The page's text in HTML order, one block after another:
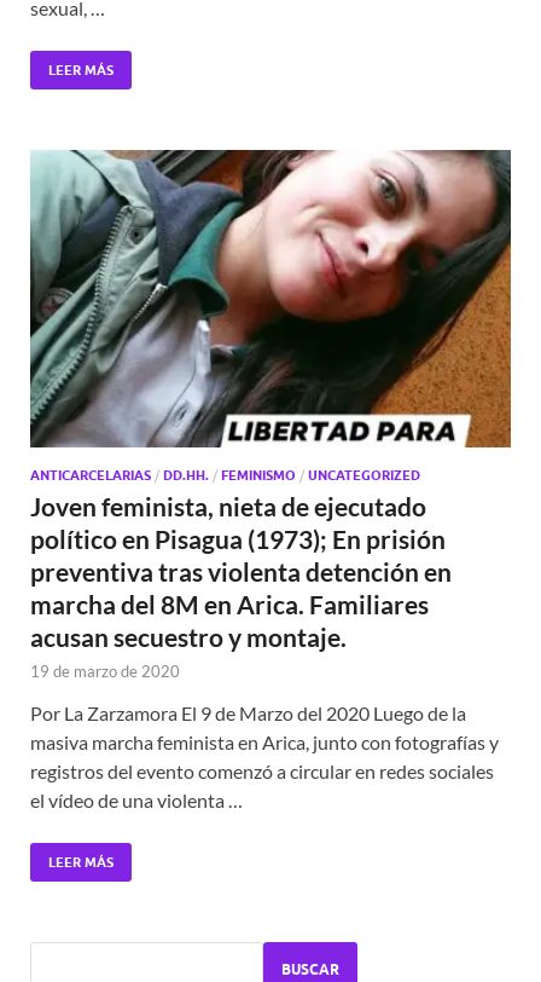
sexual, …
LEER MÁS
ANTICARCELARIAS / DD.HH. / FEMINISMO / UNCATEGORIZED
Joven feminista, nieta de ejecutado
político en Pisagua (1973); En prisión
preventiva tras violenta detención en
marcha del 8M en Arica. Familiares
acusan secuestro y montaje.
19 de marzo de 2020
Por La Zarzamora El 9 de Marzo del 2020 Luego de la
masiva marcha feminista en Arica, junto con fotografías y
registros del evento comenzó a circular en redes sociales
el vídeo de una violenta …
LEER MÁS
BUSCAR